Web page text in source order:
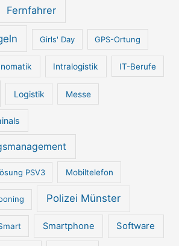
Fernfahrer
Girls' Day GPS-Ortung
Intralogistik IT-Berufe
Logistik Messe
PSV3 Mobiltelefon
Polizei Münster
Smartphone Software